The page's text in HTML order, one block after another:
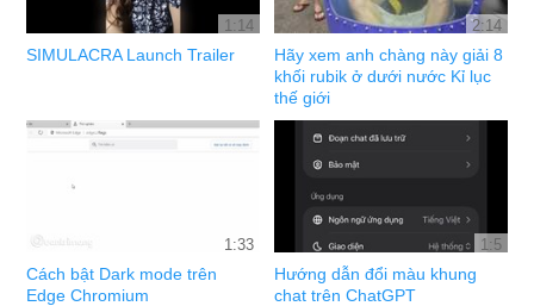
1:14
SIMULACRA Launch Trailer
2:14
Hãy xem anh chàng này giải 8
khối rubik ở dưới nước Kỉ lục
thế giới
1:33
Cách bật Dark mode trên
Edge Chromium
1:5
Hướng dẫn đổi màu khung
chat trên ChatGPT